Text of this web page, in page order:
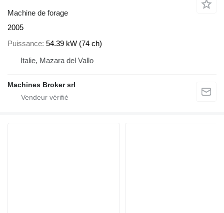
Machine de forage
2005
Puissance 54.39 kW (74 ch)
Italie, Mazara del Vallo
Machines Broker srl